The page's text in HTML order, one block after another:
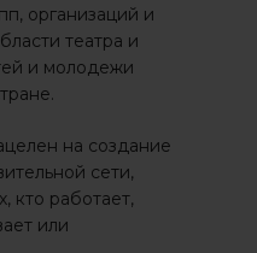
организаций и
театра и
и молодежи
на создание
сети,
кто работает,
или